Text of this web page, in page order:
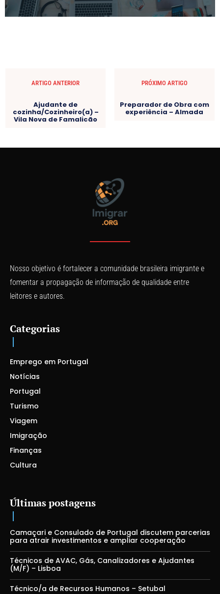
ARTIGO ANTERIOR
Ajudante de
cozinha/Cozinheiro(a) –
Vila Nova de Famalicão
PRÓXIMO ARTIGO
Preparador de Obra com
experiência – Almada
Nosso objetivo é fortalecer a comunidade brasileira imigrante e
fomentar a propagação de informação de qualidade entre
leitores e autores.
Categorias
Emprego em Portugal
Notícias
Portugal
Turismo
Viagem
Imigração
Finanças
Cultura
Últimas postagens
Camaçari e Consulado de Portugal discutem parcerias
para atrair investimentos e ampliar cooperação
Técnicos de AVAC, Gás, Canalizadores e Ajudantes
(M/F) – Lisboa
Técnico/a de Recursos Humanos – Setubal